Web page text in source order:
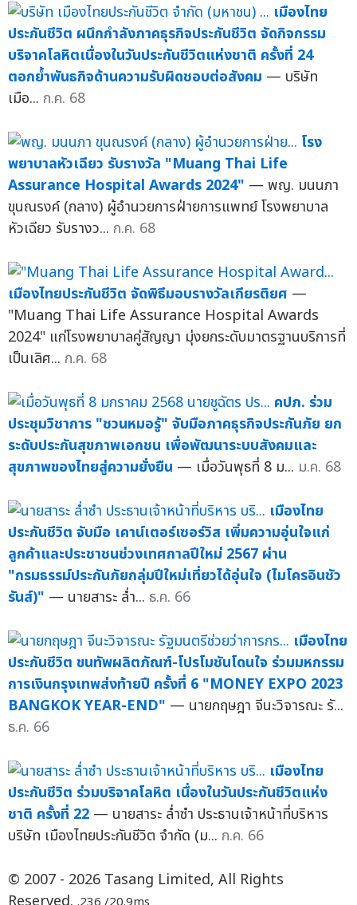
เมืองไทย
ประกันชีวิต ผนึกกำลังภาคธุรกิจประกันชีวิต จัดกิจกรรม
บริจาคโลหิตเนื่องในวันประกันชีวิตแห่งชาติ ครั้งที่ 24
ตอกย้ำพันธกิจด้านความรับผิดชอบต่อสังคม — บริษัท
เมือ... ก.ค. 68
โรง
พยาบาลหัวเฉียว รับรางวัล "Muang Thai Life
Assurance Hospital Awards 2024" — พญ. มนนภา
ขุนณรงค์ (กลาง) ผู้อำนวยการฝ่ายการแพทย์ โรงพยาบาล
หัวเฉียว รับรางว... ก.ค. 68
เมืองไทยประกันชีวิต จัดพิธีมอบรางวัลเกียรติยศ —
"Muang Thai Life Assurance Hospital Awards
2024" แก่โรงพยาบาลคู่สัญญา มุ่งยกระดับมาตรฐานบริการที่
เป็นเลิศ... ก.ค. 68
คปภ. ร่วม
ประชุมวิชาการ "ชวนหมอรู้" จับมือภาคธุรกิจประกันภัย ยก
ระดับประกันสุขภาพเอกชน เพื่อพัฒนาระบบสังคมและ
สุขภาพของไทยสู่ความยั่งยืน — เมื่อวันพุธที่ 8 ม... ม.ค. 68
เมืองไทย
ประกันชีวิต จับมือ เคาน์เตอร์เซอร์วิส เพิ่มความอุ่นใจแก่
ลูกค้าและประชาชนช่วงเทศกาลปีใหม่ 2567 ผ่าน
"กรมธรรม์ประกันภัยกลุ่มปีใหม่เที่ยวได้อุ่นใจ (ไมโครอินชัว
รันส์)" — นายสาระ ล่ำ... ธ.ค. 66
เมืองไทย
ประกันชีวิต ขนทัพผลิตภัณฑ์-โปรโมชันโดนใจ ร่วมมหกรรม
การเงินกรุงเทพส่งท้ายปี ครั้งที่ 6 "MONEY EXPO 2023
BANGKOK YEAR-END" — นายกฤษฎา จีนะวิจารณะ รั...
ธ.ค. 66
เมืองไทย
ประกันชีวิต ร่วมบริจาคโลหิต เนื่องในวันประกันชีวิตแห่ง
ชาติ ครั้งที่ 22 — นายสาระ ล่ำซำ ประธานเจ้าหน้าที่บริหาร
บริษัท เมืองไทยประกันชีวิต จำกัด (ม... ก.ค. 66
© 2007 - 2026 Tasang Limited, All Rights